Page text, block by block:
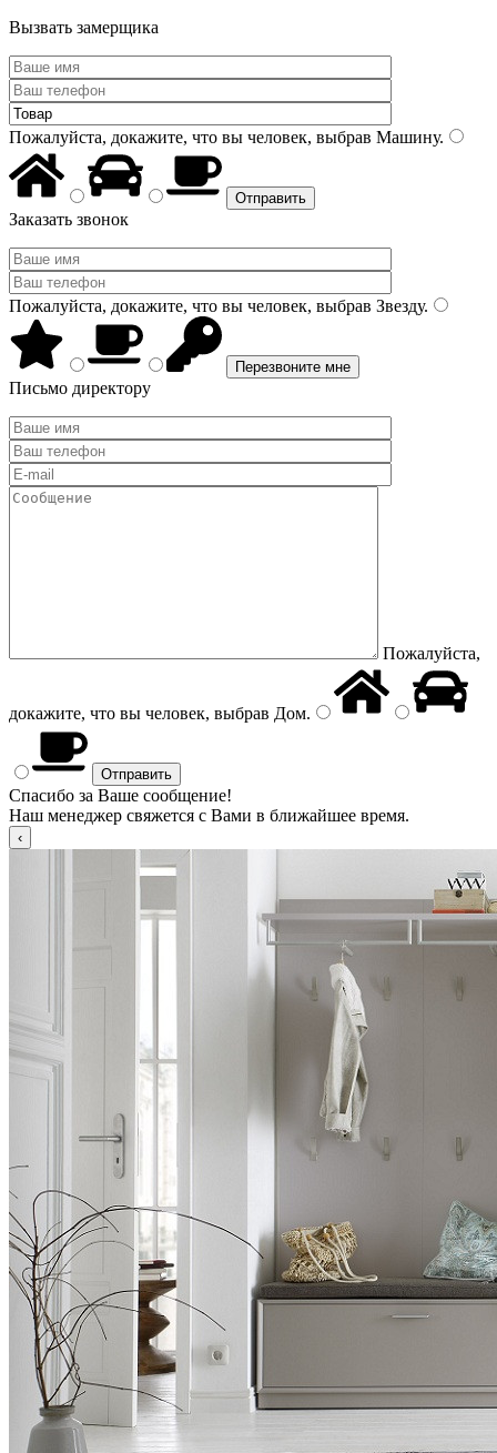
Вызвать замерщика
Пожалуйста, докажите, что вы человек, выбрав Машину.
Заказать звонок
Пожалуйста, докажите, что вы человек, выбрав Звезду.
Письмо директору
Пожалуйста,
докажите, что вы человек, выбрав Дом.
Спасибо за Ваше сообщение!
Наш менеджер свяжется с Вами в ближайшее время.